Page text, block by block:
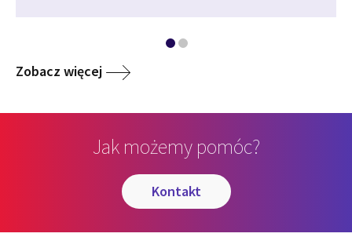
Zobacz więcej
Jak możemy pomóc?
kontakt